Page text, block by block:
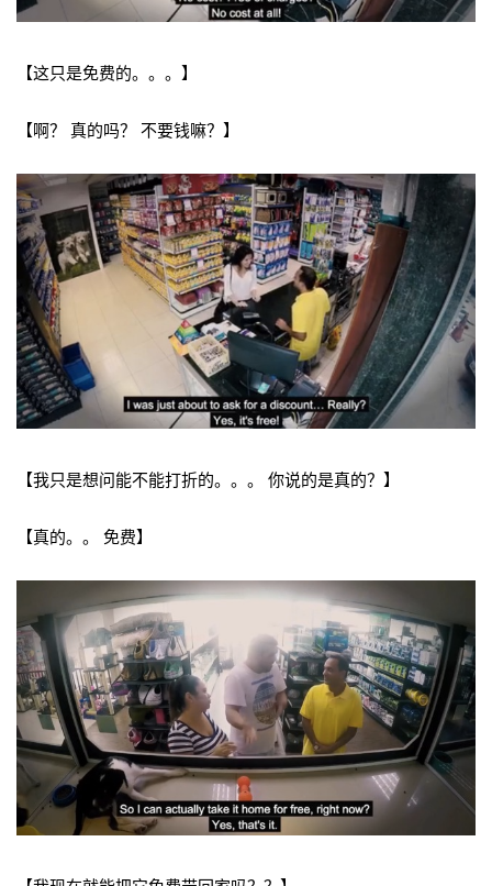
【这只是免费的。。。】
【啊？ 真的吗？ 不要钱嘛？】
【我只是想问能不能打折的。。。 你说的是真的？】
【真的。。 免费】